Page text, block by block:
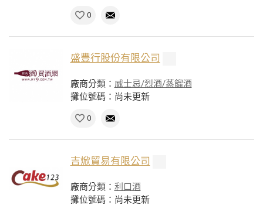
0
盛豐行股份有限公司
廠商分類： 威士忌/烈酒/蒸餾酒
攤位號碼：尚未更新
0
吉焮貿易有限公司
廠商分類： 利口酒
攤位號碼：尚未更新